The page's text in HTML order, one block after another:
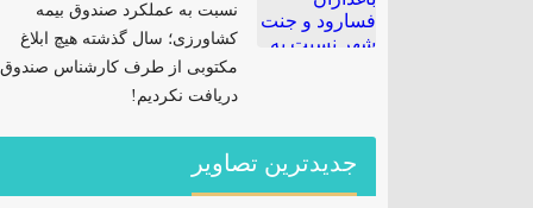
نسبت به عملکرد صندوق بیمه
کشاورزی؛ سال گذشته هیچ ابلاغ
مکتوبی از طرف کارشناس صندوق
دریافت نکردیم!
جدیدترین تصاویر